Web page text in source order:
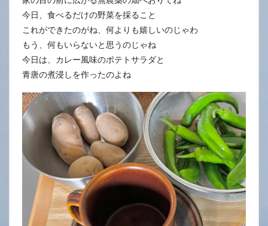
今日、食べるだけの野菜を採ること
これができたのがね、何よりも嬉しいのじゃわ
もう、何もいらないと思うのじゃね
今日は、カレー風味のポテトサラダと
青唐の煮浸しを作ったのよね